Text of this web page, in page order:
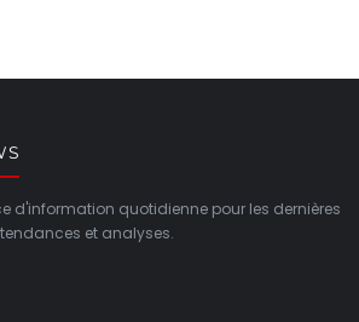
d'information quotidienne pour les dernières
et analyses.